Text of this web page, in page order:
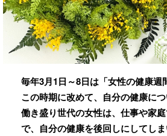
毎年3月1日～8日は「女性の健康週
この時期に改めて、自分の健康に
働き盛り世代の女性は、仕事や家
で、自分の健康を後回しにしてし